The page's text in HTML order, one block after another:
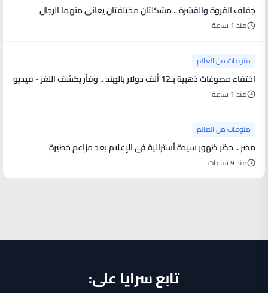
جفاف الفروة والقشرة .. مشكلتان مختلفتان يعاني منهما الرجال
منذ 1 ساعة
منوعات من العالم
اختفاء مصوغات ذهبية بـ12 ألف دولار بالهند .. وفأر يكشف اللغز - فيديو
منذ 1 ساعة
منوعات من العالم
مصر .. حظر ظهور سيدة أسترالية في الإعلام بعد مزاعم خطيرة
منذ 9 ساعات
تابع سرايا على: